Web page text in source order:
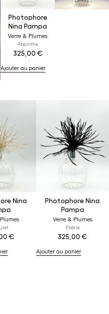
Photophore
Nina Pampa
Verre & Plumes
Absinthe
325,00 €
Ajouter au panier
Nina
€
Photophore Nina
Pampa
Verre & Plumes
Ébène
325,00€
Ajouter au panier